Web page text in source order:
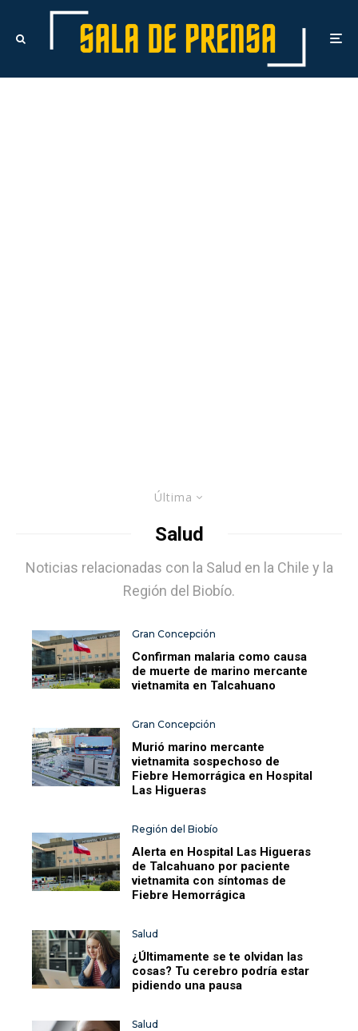
Última
Salud
Noticias relacionadas con la Salud en la Chile y la
Región del Biobío.
Gran Concepción
Confirman malaria como causa
de muerte de marino mercante
vietnamita en Talcahuano
Gran Concepción
Murió marino mercante
vietnamita sospechoso de
Fiebre Hemorrágica en Hospital
Las Higueras
Región del Biobío
Alerta en Hospital Las Higueras
de Talcahuano por paciente
vietnamita con síntomas de
Fiebre Hemorrágica
Salud
¿Últimamente se te olvidan las
cosas? Tu cerebro podría estar
pidiendo una pausa
Salud